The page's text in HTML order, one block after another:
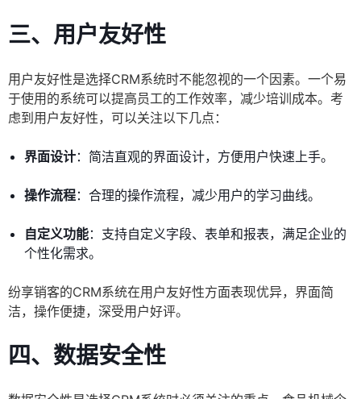
三、用户友好性
用户友好性是选择CRM系统时不能忽视的一个因素。一个易
于使用的系统可以提高员工的工作效率，减少培训成本。考
虑到用户友好性，可以关注以下几点：
界面设计：简洁直观的界面设计，方便用户快速上手。
操作流程：合理的操作流程，减少用户的学习曲线。
自定义功能：支持自定义字段、表单和报表，满足企业的
个性化需求。
纷享销客的CRM系统在用户友好性方面表现优异，界面简
洁，操作便捷，深受用户好评。
四、数据安全性